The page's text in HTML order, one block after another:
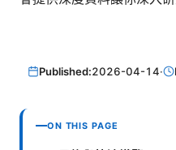
Published:2026-04-14·
ON THIS PAGE